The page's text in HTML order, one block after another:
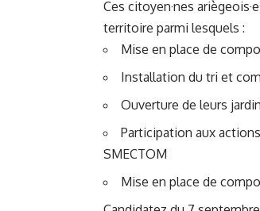
Ces citoyen·nes
territoire parmi lesquels :
Mise en place de
Installation du tri et
Ouverture de leurs
Participation aux
SMECTOM
Mise en place de